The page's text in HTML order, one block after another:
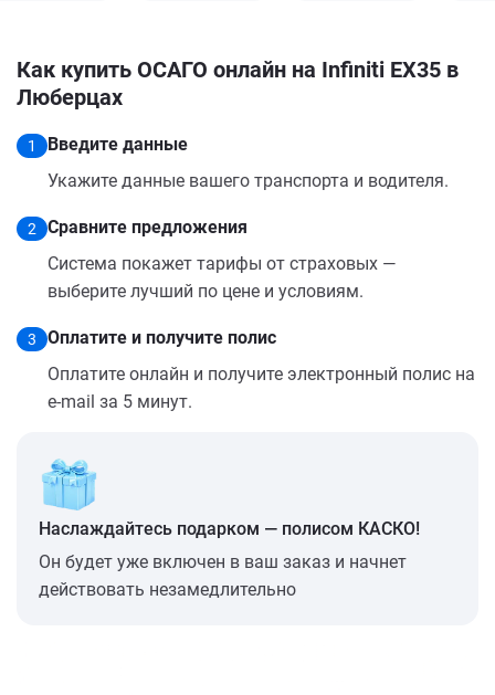
Как купить ОСАГО онлайн на Infiniti EX35 в
Люберцах
1
Введите данные
Укажите данные вашего транспорта и водителя.
2
Сравните предложения
Система покажет тарифы от страховых —
выберите лучший по цене и условиям.
3
Оплатите и получите полис
Оплатите онлайн и получите электронный полис на
e-mail за 5 минут.
Наслаждайтесь подарком — полисом КАСКО!
Он будет уже включен в ваш заказ и начнет
действовать незамедлительно